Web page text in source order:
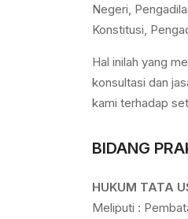
Negeri,
Konstitusi,
Hal inilah yang
konsultasi dan
kami terhadap
BIDANG
HUKUM TATA
Meliputi :